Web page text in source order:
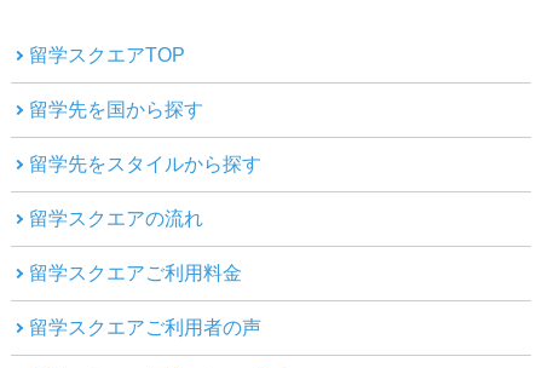
留学スクエアTOP
留学先を国から探す
留学先をスタイルから探す
留学スクエアの流れ
留学スクエアご利用料金
留学スクエアご利用者の声